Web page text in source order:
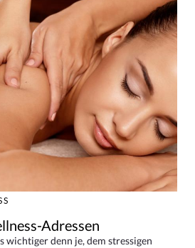
Adressen
wichtiger denn je, dem stressigen